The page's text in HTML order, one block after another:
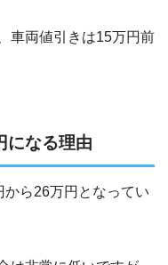
車両値引きは15万円前
になる理由
ら26万円となってい